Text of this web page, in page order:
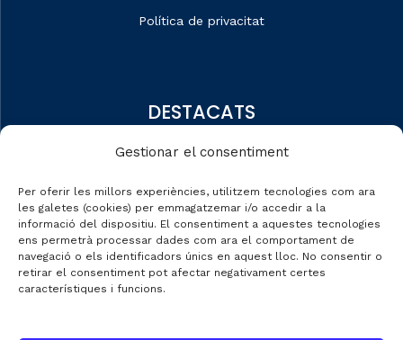
Gestionar el consentiment
Per oferir les millors experiències, utilitzem tecnologies com ara
les galetes (cookies) per emmagatzemar i/o accedir a la
informació del dispositiu. El consentiment a aquestes tecnologies
ens permetrà processar dades com ara el comportament de
navegació o els identificadors únics en aquest lloc. No consentir o
retirar el consentiment pot afectar negativament certes
característiques i funcions.
Política de privacitat
DESTACATS
Dades de mercat
Automobile Talks